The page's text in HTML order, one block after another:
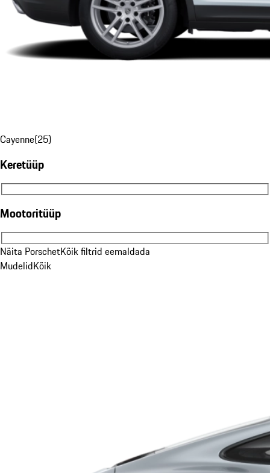
Cayenne(25)
Keretüüp
Keretüüp
Mootoritüüp
Mootoritüüp
Näita PorschetKõik filtrid eemaldada
MudelidKõik